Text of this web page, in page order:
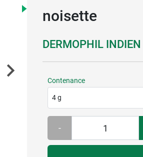
noisette
DERMOPHIL INDIEN
Contenance
4 g
-